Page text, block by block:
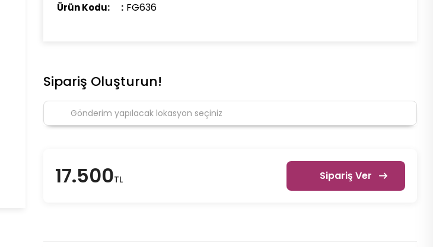
Ürün Kodu: FG636
Sipariş Oluşturun!
17.500TL Sipariş Ver